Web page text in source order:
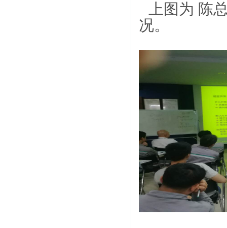
上图为 陈
况。